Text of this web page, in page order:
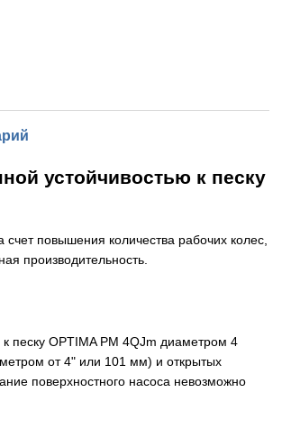
устойчивостью к песку
повышения количества рабочих колес,
производительность.
песку OPTIMA PM 4QJm диаметром 4
от 4" или 101 мм) и открытых
поверхностного насоса невозможно